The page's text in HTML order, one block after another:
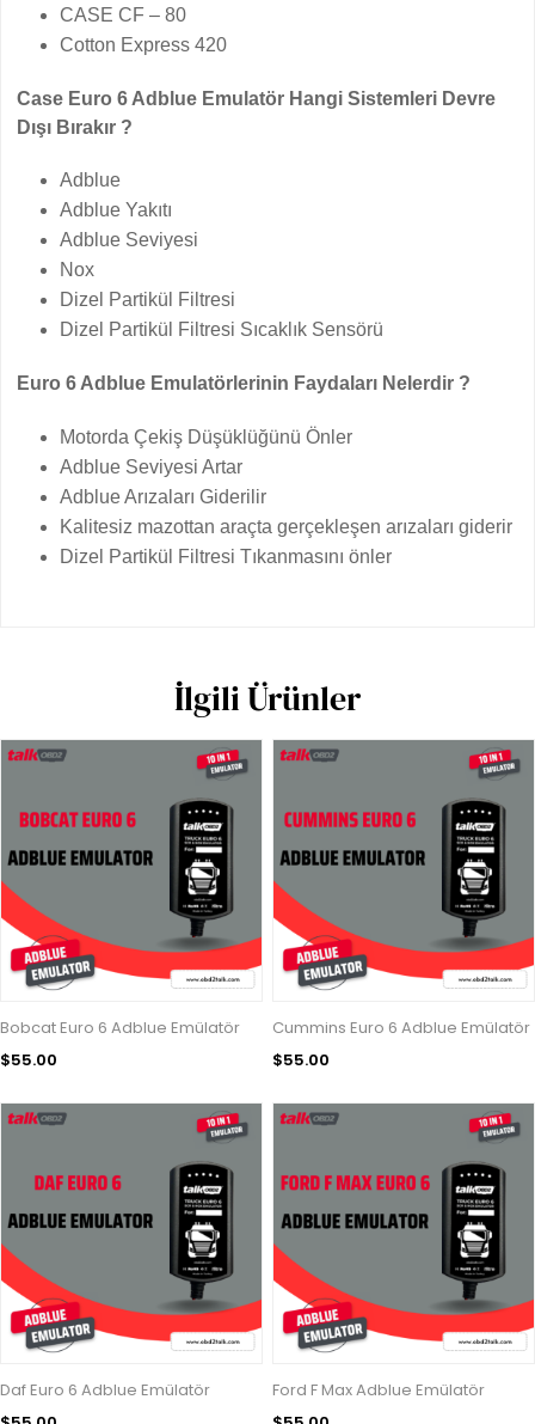
CASE CF – 80
Cotton Express 420
Case Euro 6 Adblue Emulatör Hangi Sistemleri Devre
Dışı Bırakır ?
Adblue
Adblue Yakıtı
Adblue Seviyesi
Nox
Dizel Partikül Filtresi
Dizel Partikül Filtresi Sıcaklık Sensörü
Euro 6 Adblue Emulatörlerinin Faydaları Nelerdir ?
Motorda Çekiş Düşüklüğünü Önler
Adblue Seviyesi Artar
Adblue Arızaları Giderilir
Kalitesiz mazottan araçta gerçekleşen arızaları giderir
Dizel Partikül Filtresi Tıkanmasını önler
İlgili Ürünler
Bobcat Euro 6 Adblue Emülatör
$55.00
Cummins Euro 6 Adblue Emülatör
$55.00
Daf Euro 6 Adblue Emülatör
Ford F Max Adblue Emülatör